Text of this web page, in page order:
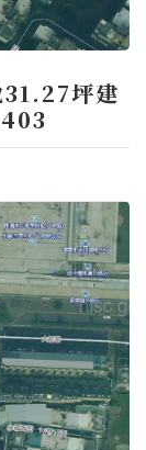
坪建